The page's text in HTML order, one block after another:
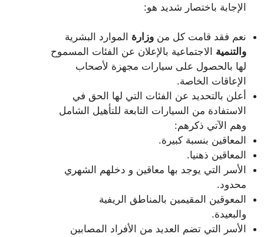
الإجابة باختصار شديد هو:
نعم فقد قامت كل من وزارة الموارد البشرية
والتنمية الاجتماعية بالإعلان عن الفئات المسموح
لها بالحصول على سيارات مجهزة لأصحاب
الإعاقات الخاصة.
أعلن بالتحديد عن الفئات التي لها الحق في
الاستفادة من السيارات التابعة للتأهيل الشامل
وهم الآتي ذكرهم:
المعاقين بنسبة كبيرة.
المعاقين ذهنيا.
الأسر التي يوجد بها معاقين و دخلهم الشهري
محدود.
المعوقين المقيمين بالمناطق الريفية
والبعيدة.
الأسر التي تضم العديد من الأفراد المصابين